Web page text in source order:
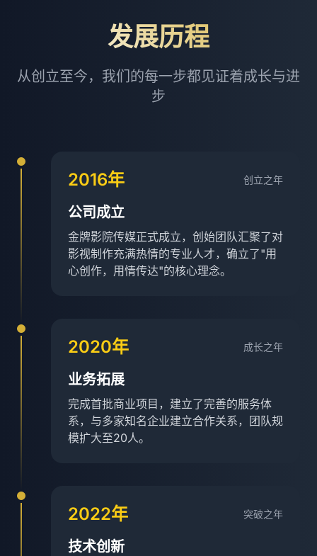
发展历程
从创立至今，我们的每一步都见证着成长与进
步
2016年 创立之年
公司成立
金牌影院传媒正式成立，创始团队汇聚了对
影视制作充满热情的专业人才，确立了"用
心创作，用情传达"的核心理念。
2020年 成长之年
业务拓展
完成首批商业项目，建立了完善的服务体
系，与多家知名企业建立合作关系，团队规
模扩大至20人。
2022年 突破之年
技术创新